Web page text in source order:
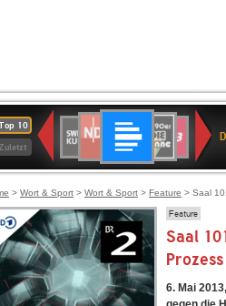
10
Zuletzt
Deutschlandfunk
80er
90er
OLDIE
ANTENNE
SWR3
SWR
Kultur
2
> Wort & Sport > Wort & Sport > Feature > Saal
Feature
Saal
Prozess
6. Mai